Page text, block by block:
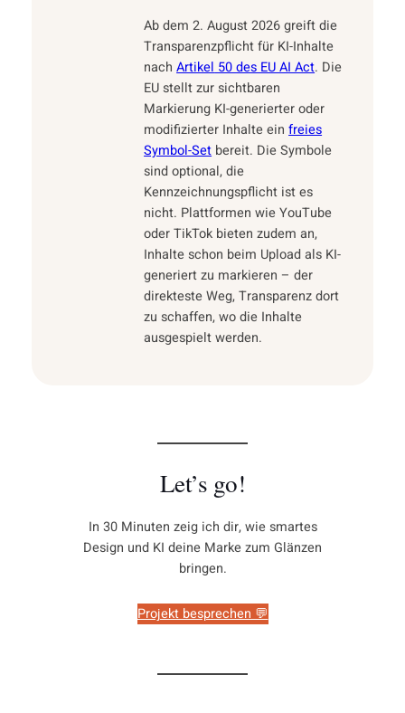
Ab dem 2. August 2026 greift die
Transparenzpflicht für KI-Inhalte
nachArtikel 50 des EU AI Act. Die
EU stellt zur sichtbaren
Markierung KI-generierter oder
modifizierter Inhalte einfreies
Symbol-Set bereit. Die Symbole
sind optional, die
Kennzeichnungspflicht ist es
nicht. Plattformen wie YouTube
oder TikTok bieten zudem an,
Inhalte schon beim Upload als KI-
generiert zu markieren – der
direkteste Weg, Transparenz dort
zu schaffen, wo die Inhalte
ausgespielt werden.
Let’s go!
In 30 Minuten zeig ich dir, wie smartes
Design und KI deine Marke zum Glänzen
bringen.
Projekt besprechen 💬